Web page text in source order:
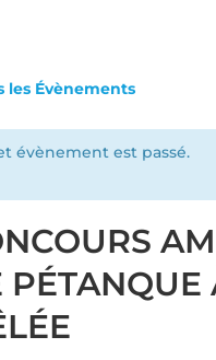
les Évènements
évènement est passé.
PÉTANQUE